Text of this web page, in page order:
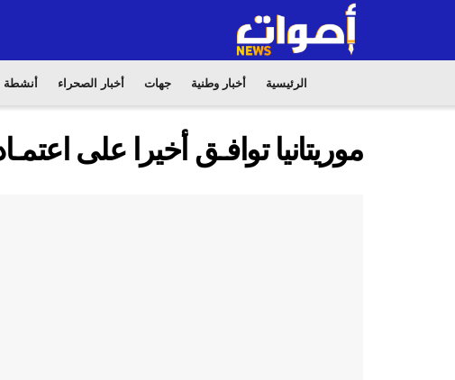
الرئيسية أخبار وطنية جهات أخبار الصحراء أنشطة
موريتانيا توافـق أخيرا على